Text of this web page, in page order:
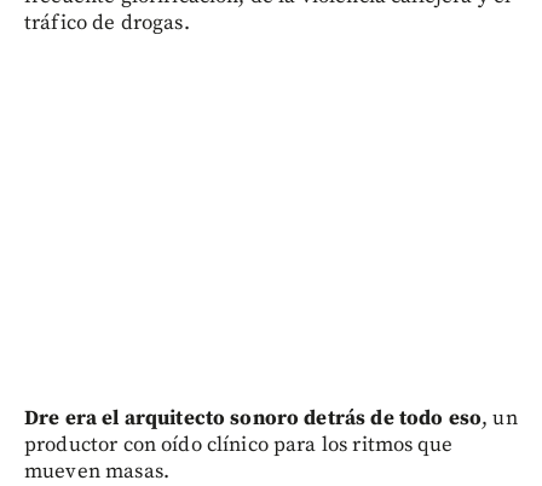
tráfico de drogas.
Dre era el arquitecto sonoro detrás de todo eso, un
productor con oído clínico para los ritmos que
mueven masas.